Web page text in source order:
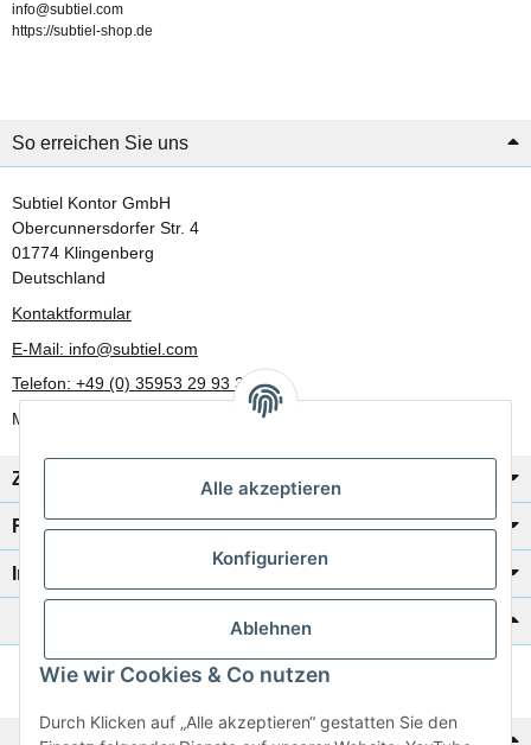
Alle akzeptieren
Konfigurieren
Ablehnen
Wie wir Cookies & Co nutzen
Durch Klicken auf „Alle akzeptieren“ gestatten Sie den
info@subtiel.com
https://subtiel-shop.de
So erreichen Sie uns
Subtiel Kontor GmbH
Obercunnersdorfer Str. 4
01774 Klingenberg
Deutschland
Kontaktformular
E-Mail: info@subtiel.com
Telefon: +49 (0) 35953 29 93 30
Mo-Fr: 8:00 Uhr - 17:00 Uhr
Zahlung/Versand
Rechtliches
Informationen
Katalog zur Hand?
Zur Schnellbestellung
Noch kein Katalog?